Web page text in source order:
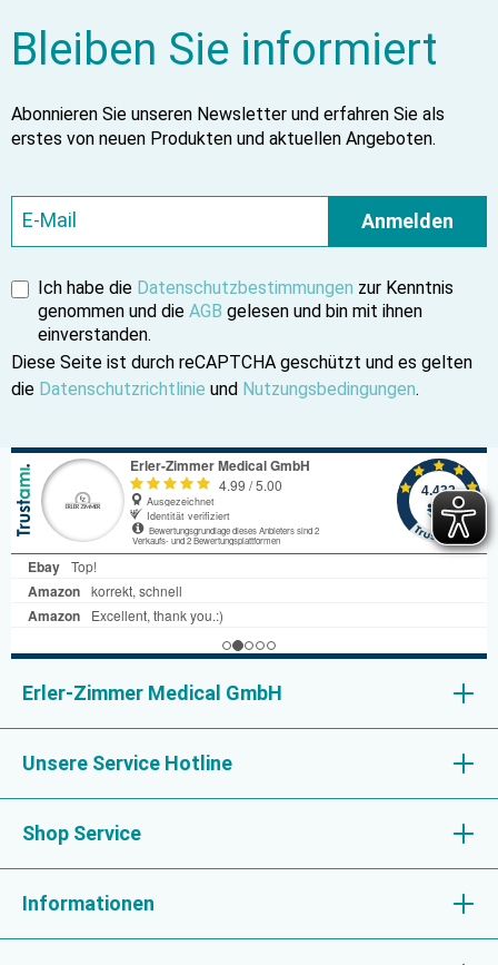
Bleiben Sie informiert
Abonnieren Sie unseren Newsletter und erfahren Sie als
erstes von neuen Produkten und aktuellen Angeboten.
Anmelden
Ich habe die Datenschutzbestimmungen zur Kenntnis
genommen und die AGB gelesen und bin mit ihnen
einverstanden.
Diese Seite ist durch reCAPTCHA geschützt und es gelten
die Datenschutzrichtlinie und Nutzungsbedingungen.
Erler-Zimmer Medical GmbH
Unsere Service Hotline
Shop Service
Informationen